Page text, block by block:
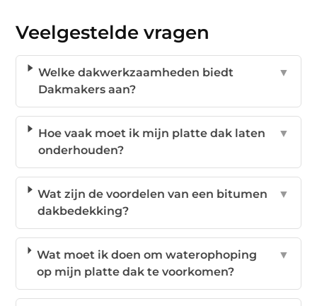
Veelgestelde vragen
Welke dakwerkzaamheden biedt
Dakmakers aan?
▼
Hoe vaak moet ik mijn platte dak laten
onderhouden?
▼
Wat zijn de voordelen van een bitumen
dakbedekking?
▼
Wat moet ik doen om waterophoping
op mijn platte dak te voorkomen?
▼